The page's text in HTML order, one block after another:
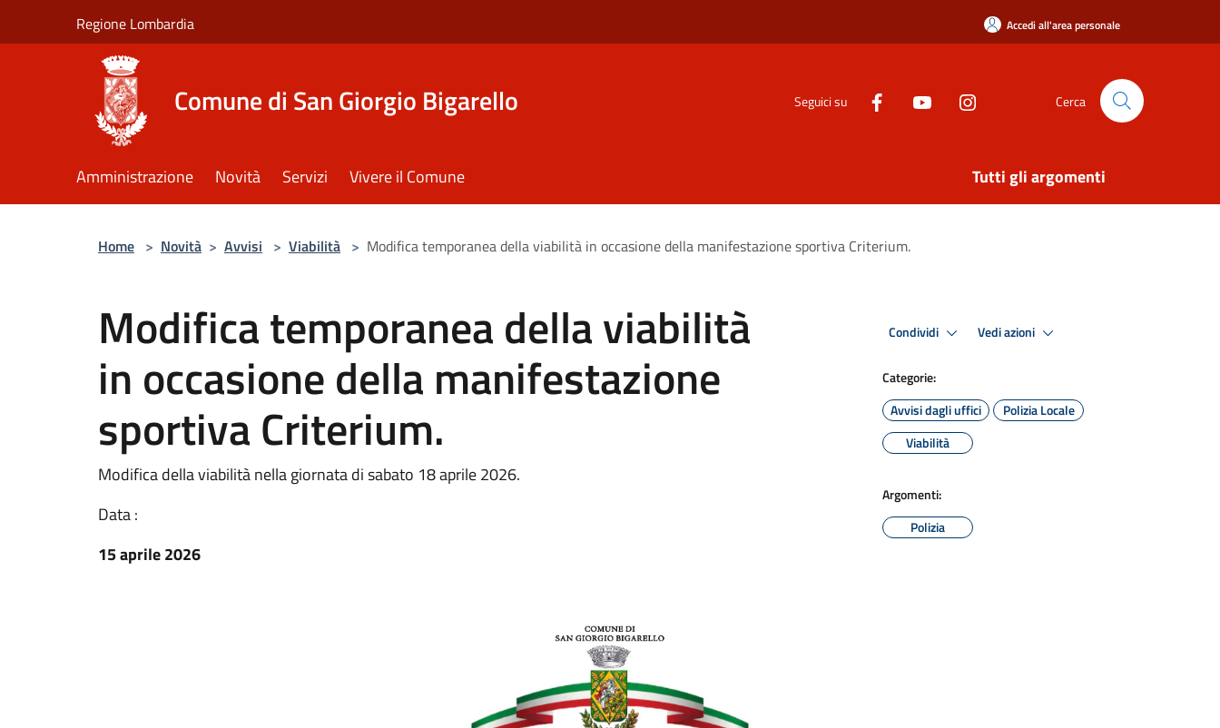
Regione Lombardia Accedi all'area personale
Comune di San Giorgio Bigarello Seguici su Cerca
Amministrazione Novità Servizi Vivere il Comune Tutti gli argomenti
Home > Novità > Avvisi > Viabilità > Modifica temporanea della viabilità in occasione della manifestazione sportiva Criterium.
Modifica temporanea della viabilità
in occasione della manifestazione
sportiva Criterium.
Modifica della viabilità nella giornata di sabato 18 aprile 2026.
Data :
15 aprile 2026
Condividi Vedi azioni
Categorie:
Avvisi dagli uffici
Polizia Locale
Viabilità
Argomenti:
Polizia